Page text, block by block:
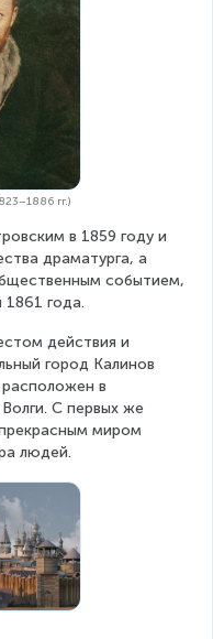
гг.)
в 1859 году и
драматурга, а
событием,
года.
действия и
город Калинов
в
С первых же
миром
людей.